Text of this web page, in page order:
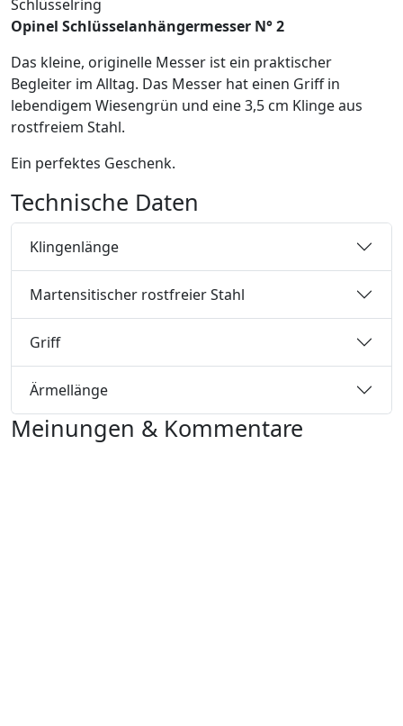
Schlüsselring
Opinel Schlüsselanhängermesser N° 2
Das kleine, originelle Messer ist ein praktischer
Begleiter im Alltag. Das Messer hat einen Griff in
lebendigem Wiesengrün und eine 3,5 cm Klinge aus
rostfreiem Stahl.
Ein perfektes Geschenk.
Technische Daten
Klingenlänge
Martensitischer rostfreier Stahl
Griff
Ärmellänge
Meinungen & Kommentare